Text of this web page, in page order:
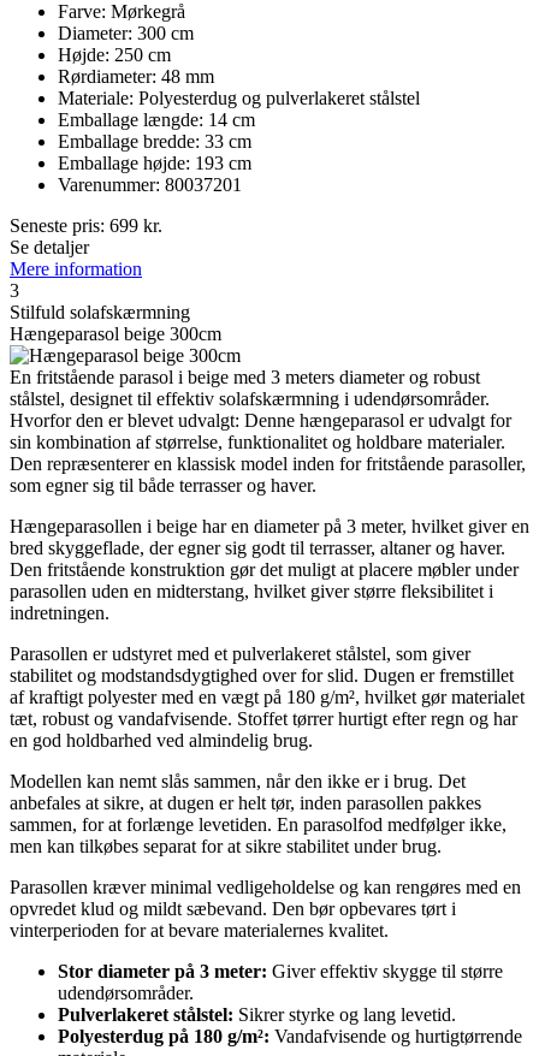
Farve: Mørkegrå
Diameter: 300 cm
Højde: 250 cm
Rørdiameter: 48 mm
Materiale: Polyesterdug og pulverlakeret stålstel
Emballage længde: 14 cm
Emballage bredde: 33 cm
Emballage højde: 193 cm
Varenummer: 80037201
Seneste pris: 699 kr.
Se detaljer
Mere information
3
Stilfuld solafskærmning
Hængeparasol beige 300cm
En fritstående parasol i beige med 3 meters diameter og robust
stålstel, designet til effektiv solafskærmning i udendørsområder.
Hvorfor den er blevet udvalgt: Denne hængeparasol er udvalgt for
sin kombination af størrelse, funktionalitet og holdbare materialer.
Den repræsenterer en klassisk model inden for fritstående parasoller,
som egner sig til både terrasser og haver.
Hængeparasollen i beige har en diameter på 3 meter, hvilket giver en
bred skyggeflade, der egner sig godt til terrasser, altaner og haver.
Den fritstående konstruktion gør det muligt at placere møbler under
parasollen uden en midterstang, hvilket giver større fleksibilitet i
indretningen.
Parasollen er udstyret med et pulverlakeret stålstel, som giver
stabilitet og modstandsdygtighed over for slid. Dugen er fremstillet
af kraftigt polyester med en vægt på 180 g/m², hvilket gør materialet
tæt, robust og vandafvisende. Stoffet tørrer hurtigt efter regn og har
en god holdbarhed ved almindelig brug.
Modellen kan nemt slås sammen, når den ikke er i brug. Det
anbefales at sikre, at dugen er helt tør, inden parasollen pakkes
sammen, for at forlænge levetiden. En parasolfod medfølger ikke,
men kan tilkøbes separat for at sikre stabilitet under brug.
Parasollen kræver minimal vedligeholdelse og kan rengøres med en
opvredet klud og mildt sæbevand. Den bør opbevares tørt i
vinterperioden for at bevare materialernes kvalitet.
Stor diameter på 3 meter: Giver effektiv skygge til større
udendørsområder.
Pulverlakeret stålstel: Sikrer styrke og lang levetid.
Polyesterdug på 180 g/m²: Vandafvisende og hurtigtørrende